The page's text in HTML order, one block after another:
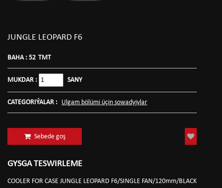
JUNGLE LEOPARD F6
BAHA : 52 TMT
MUKDAR : SANY
CATEGORIÝALAR : Ulgam bölümi üçin sowadyjylar
Sebede goş
GYSGA TESWIRLEME
COOLER FOR CASE JUNGLE LEOPARD F6/SINGLE FAN/120mm/BLACK